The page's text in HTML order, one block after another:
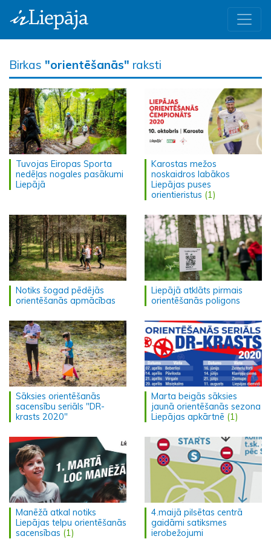
Birkas "orientēšanās" raksti
Tuvojas Eiropas Sporta
nedēļas nogales pasākumi
Liepājā
Karostas mežos
noskaidros labākos
Liepājas puses
orientieristus (1)
Notiks šogad pēdējās
orientēšanās apmācības
Liepājā atklāts pirmais
orientēšanās poligons
Sāksies orientēšanās
sacensību seriāls "DR-
krasts 2020"
Marta beigās sāksies
jaunā orientēšanās sezona
Liepājas apkārtnē (1)
Manēžā atkal notiks
Liepājas telpu orientēšanās
sacensības (1)
4.maijā pilsētas centrā
gaidāmi satiksmes
ierobežojumi